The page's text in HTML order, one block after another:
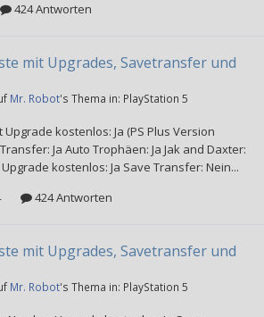
424 Antworten
mit Upgrades, Savetransfer und
Mr. Robot's Thema in: PlayStation 5
kostenlos: Ja (PS Plus Version
Ja Auto Trophäen: Ja Jak and Daxter:
kostenlos: Ja Save Transfer: Nein...
424 Antworten
mit Upgrades, Savetransfer und
Mr. Robot's Thema in: PlayStation 5